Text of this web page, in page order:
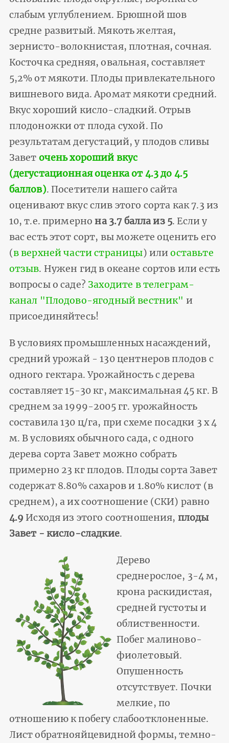
слабым углублением. Брюшной шов
средне развитый. Мякоть желтая,
зернисто-волокнистая, плотная, сочная.
Косточка средняя, овальная, составляет
5,2% от мякоти. Плоды привлекательного
вишневого вида. Аромат мякоти средний.
Вкус хороший кисло-сладкий. Отрыв
плодоножки от плода сухой. По
результатам дегустаций, у плодов сливы
Завет очень хороший вкус
(дегустационная оценка от 4.3 до 4.5
баллов). Посетители нашего сайта
оценивают вкус слив этого сорта как 7.3 из
10, т.е. примерно на 3.7 балла из 5. Если у
вас есть этот сорт, вы можете оценить его
(в верхней части страницы) илиоставьте
отзыв. Нужен гид в океане сортов или есть
вопросы о саде? Заходите в телеграм-
канал "Плодово-ягодный вестник" и
присоединяйтесь!
В условиях промышленных насаждений,
средний урожай - 130 центнеров плодов с
одного гектара. Урожайность с дерева
составляет 15-30 кг, максимальная 45 кг. В
среднем за 1999-2005 гг. урожайность
составила 130 ц/га, при схеме посадки 3 х 4
м. В условиях обычного сада, с одного
дерева сорта Завет можно собрать
примерно 23 кг плодов. Плоды сорта Завет
содержат 8.80% сахаров и 1.80% кислот (в
среднем), а их соотношение (СКИ) равно
4.9 Исходя из этого соотношения, плоды
Завет - кисло-сладкие.
Дерево
среднерослое, 3-4 м,
крона раскидистая,
средней густоты и
облиственности.
Побег малиново-
фиолетовый.
Опушенность
отсутствует. Почки
мелкие, по
отношению к побегу слабоотклоненные.
Лист обратнояйцевидной формы, темно-